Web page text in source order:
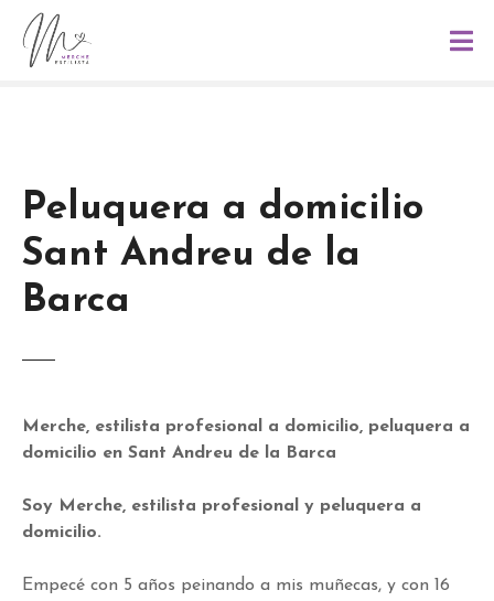
Peluquera a domicilio
Sant Andreu de la
Barca
Merche, estilista profesional a domicilio, peluquera a
domicilio en Sant Andreu de la Barca
Soy Merche, estilista profesional y peluquera a
domicilio.
Empecé con 5 años peinando a mis muñecas, y con 16